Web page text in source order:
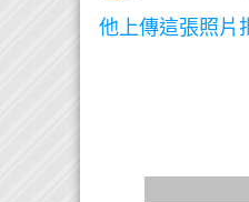
他上傳這張照片